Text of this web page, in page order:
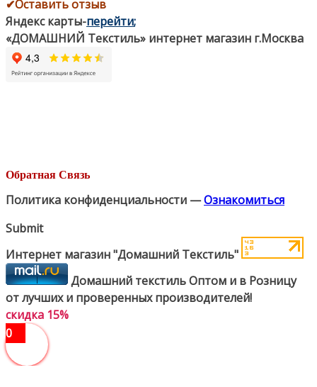
✔Оставить отзыв
Яндекс карты-перейти;
«ДОМАШНИЙ Текстиль» интернет магазин г.Москва
Обратная Связь
Политика конфиденциальности —Ознакомиться
Submit
Интернет магазин "Домашний Текстиль"
Домашний текстиль Оптом и в Розницу
от лучших и проверенных производителей!
скидка 15%
0